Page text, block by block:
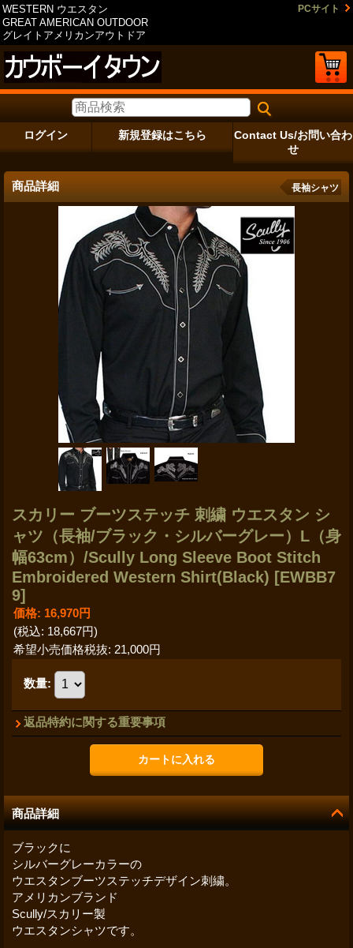
WESTERN ウエスタン
GREAT AMERICAN OUTDOOR
グレイトアメリカンアウトドア
PCサイト
ログイン 新規登録はこちら
Contact Us/お問い合わ
せ
商品詳細 長袖シャツ
スカリー ブーツステッチ 刺繍 ウエスタン シ
ャツ（長袖/ブラック・シルバーグレー）L（身
幅63cm）/Scully Long Sleeve Boot Stitch
Embroidered Western Shirt(Black) [EWBB7
9]
価格: 16,970円
(税込: 18,667円)
希望小売価格税抜: 21,000円
数量:
返品特約に関する重要事項
商品詳細
ブラックに
シルバーグレーカラーの
ウエスタンブーツステッチデザイン刺繍。
アメリカンブランド
Scully/スカリー製
ウエスタンシャツです。